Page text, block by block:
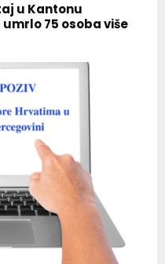
u Kantonu
75 osoba više